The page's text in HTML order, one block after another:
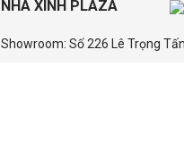
NHA XINH PLAZA
Showroom: Số 226 Lê Trọng